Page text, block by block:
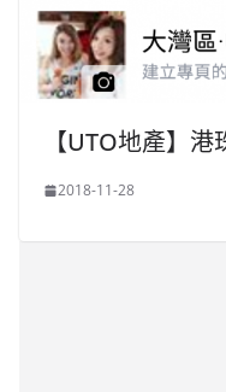
【UTO地產】
2018-11-28